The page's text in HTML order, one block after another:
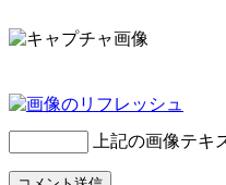
上記の画像テキ